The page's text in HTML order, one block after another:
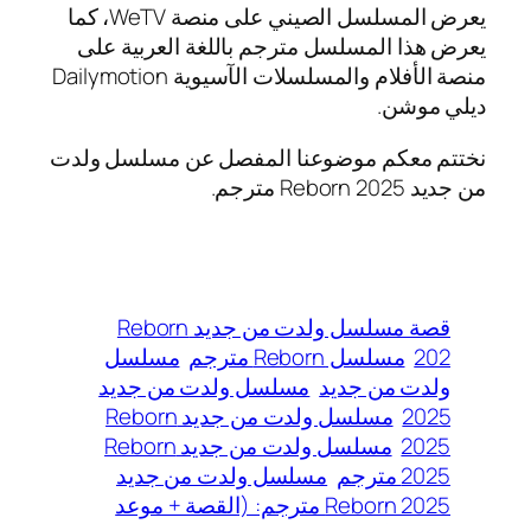
يعرض المسلسل الصيني على منصة WeTV، كما
يعرض هذا المسلسل مترجم باللغة العربية على
منصة الأفلام والمسلسلات الآسيوية Dailymotion
ديلي موشن.
نختتم معكم موضوعنا المفصل عن مسلسل ولدت
من جديد Reborn 2025 مترجم.
قصة مسلسل ولدت من جديد Reborn
202 مسلسل Reborn مترجم
مسلسل
ولدت من جديد مسلسل ولدت من جديد
2025
مسلسل ولدت من جديد Reborn
2025
مسلسل ولدت من جديد Reborn
2025 مترجم
مسلسل ولدت من جديد
Reborn 2025 مترجم: (القصة + موعد